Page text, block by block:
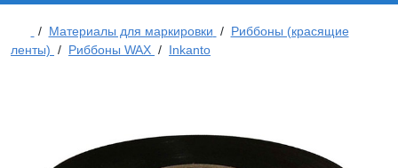
/ Материалы для маркировки / Риббоны (красящие
ленты) / Риббоны WAX / Inkanto